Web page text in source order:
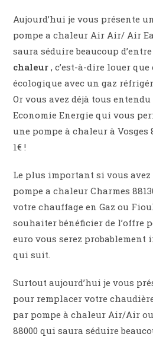
Aujourd’hui je vous présente
pompe a chaleur Air Air/ Air
saura séduire beaucoup
chaleur, c’est-à-dire louer
écologique avec un gaz
Or vous avez déjà tous
Economie Energie qui vous
une pompe à chaleur à Vosges
1€ !
Le plus important si vous
pompe a chaleur Charmes
votre chauffage en Gaz ou
souhaiter bénéficier de l’offre
euro vous serez probablement
qui suit.
Surtout aujourd’hui je vous
pour remplacer votre
par pompe à chaleur Air/Air
88000 qui saura séduire